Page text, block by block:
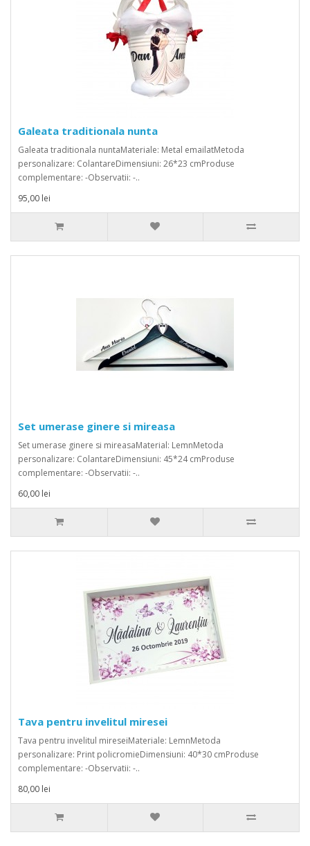
Galeata traditionala nunta
Galeata traditionala nuntaMateriale: Metal emailatMetoda
personalizare: ColantareDimensiuni: 26*23 cmProduse
complementare: -Observatii: -..
95,00 lei
Set umerase ginere si mireasa
Set umerase ginere si mireasaMaterial: LemnMetoda
personalizare: ColantareDimensiuni: 45*24 cmProduse
complementare: -Observatii: -..
60,00 lei
Tava pentru invelitul miresei
Tava pentru invelitul mireseiMateriale: LemnMetoda
personalizare: Print policromieDimensiuni: 40*30 cmProduse
complementare: -Observatii: -..
80,00 lei